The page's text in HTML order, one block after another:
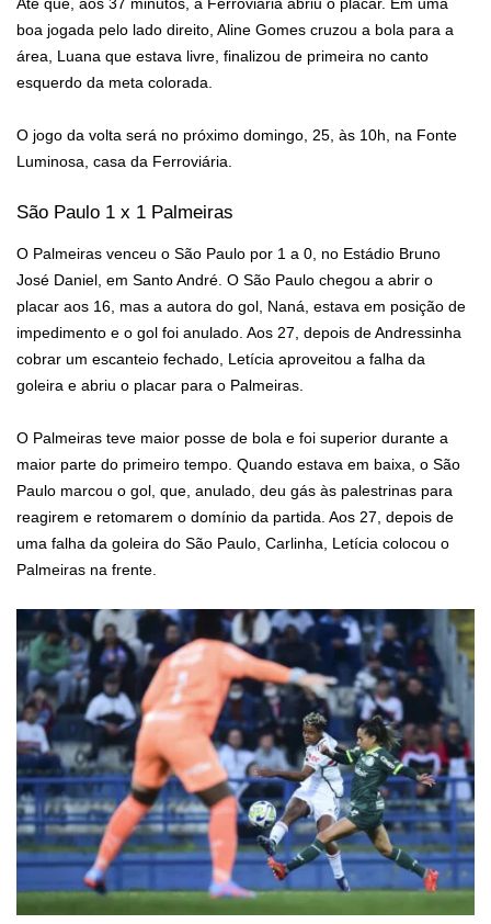
boa jogada pelo lado direito, Aline Gomes cruzou a bola para a
área, Luana que estava livre, finalizou de primeira no canto
esquerdo da meta colorada.
O jogo da volta será no próximo domingo, 25, às 10h, na Fonte
Luminosa, casa da Ferroviária.
São Paulo 1 x 1 Palmeiras
O Palmeiras venceu o São Paulo por 1 a 0, no Estádio Bruno
José Daniel, em Santo André. O São Paulo chegou a abrir o
placar aos 16, mas a autora do gol, Naná, estava em posição de
impedimento e o gol foi anulado. Aos 27, depois de Andressinha
cobrar um escanteio fechado, Letícia aproveitou a falha da
goleira e abriu o placar para o Palmeiras.
O Palmeiras teve maior posse de bola e foi superior durante a
maior parte do primeiro tempo. Quando estava em baixa, o São
Paulo marcou o gol, que, anulado, deu gás às palestrinas para
reagirem e retomarem o domínio da partida. Aos 27, depois de
uma falha da goleira do São Paulo, Carlinha, Letícia colocou o
Palmeiras na frente.